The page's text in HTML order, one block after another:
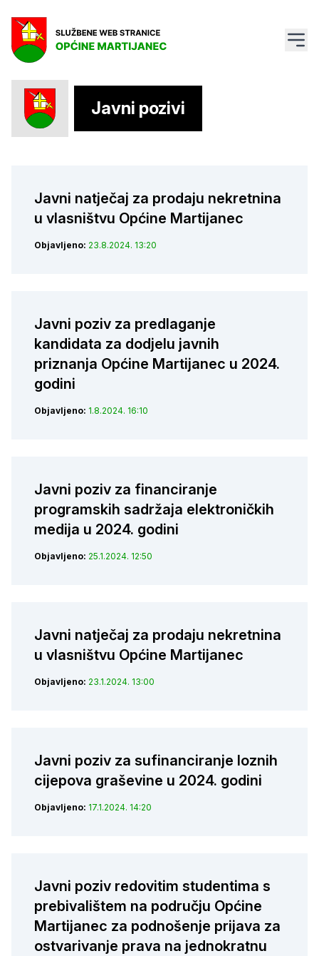
Javni pozivi
Javni natječaj za prodaju nekretnina
u vlasništvu Općine Martijanec
Objavljeno: 23.8.2024. 13:20
Javni poziv za predlaganje
kandidata za dodjelu javnih
priznanja Općine Martijanec u 2024.
godini
Objavljeno: 1.8.2024. 16:10
Javni poziv za financiranje
programskih sadržaja elektroničkih
medija u 2024. godini
Objavljeno: 25.1.2024. 12:50
Javni natječaj za prodaju nekretnina
u vlasništvu Općine Martijanec
Objavljeno: 23.1.2024. 13:00
Javni poziv za sufinanciranje loznih
cijepova graševine u 2024. godini
Objavljeno: 17.1.2024. 14:20
Javni poziv redovitim studentima s
prebivalištem na području Općine
Martijanec za podnošenje prijava za
ostvarivanje prava na jednokratnu